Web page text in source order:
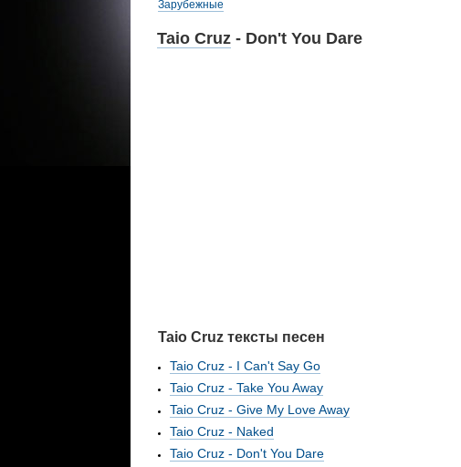
Зарубежные
Taio Cruz - Don't You Dare
Taio Cruz тексты песен
Taio Cruz - I Can't Say Go
Taio Cruz - Take You Away
Taio Cruz - Give My Love Away
Taio Cruz - Naked
Taio Cruz - Don't You Dare